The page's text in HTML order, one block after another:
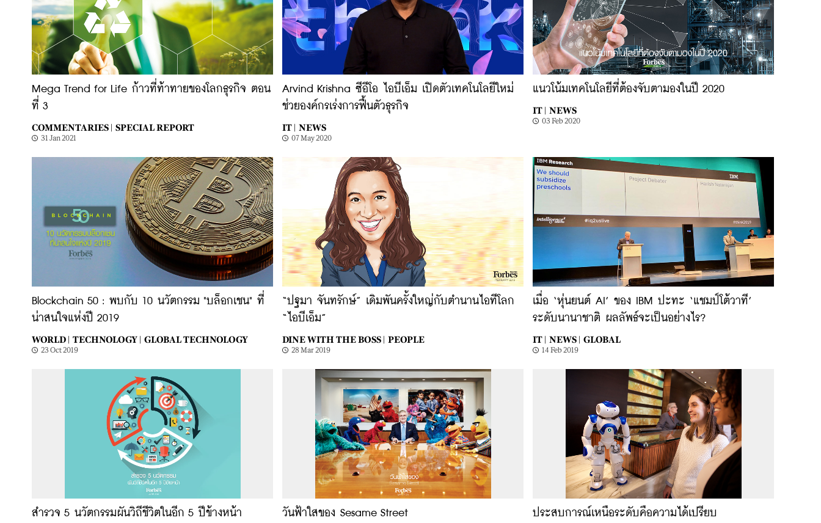
Mega Trend for Life ก้าวที่ท้าทายของโลกธุรกิจ ตอน
ที่ 3
COMMENTARIES | SPECIAL REPORT
31 Jan 2021
Arvind Krishna ซีอีโอ ไอบีเอ็ม เปิดตัวเทคโนโลยีใหม่
ช่วยองค์กรเร่งการฟื้นตัวธุรกิจ
IT | NEWS
07 May 2020
แนวโน้มเทคโนโลยีที่ต้องจับตามองในปี 2020
IT | NEWS
03 Feb 2020
Blockchain 50 : พบกับ 10 นวัตกรรม "บล็อกเชน" ที่
น่าสนใจแห่งปี 2019
WORLD | TECHNOLOGY | GLOBAL TECHNOLOGY
23 Oct 2019
“ปฐมา จันทรักษ์” เดิมพันครั้งใหญ่กับตำนานไอทีโลก
“ไอบีเอ็ม”
DINE WITH THE BOSS | PEOPLE
28 Mar 2019
เมื่อ ‘หุ่นยนต์ AI’ ของ IBM ปะทะ ‘แชมป์โต้วาที’
ระดับนานาชาติ ผลลัพธ์จะเป็นอย่างไร?
IT | NEWS | GLOBAL
14 Feb 2019
สำรวจ 5 นวัตกรรมผันวิถีชีวิตในอีก 5 ปีข้างหน้า วันฟ้าใสของ Sesame Street ประสบการณ์เหนือระดับคือความได้เปรียบ